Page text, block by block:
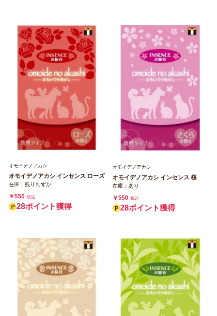
オモイデノアカシ
オモイデノアカシ インセンス ローズ
在庫：残りわずか
￥550 税込
28ポイント獲得
オモイデノアカシ
オモイデノアカシ インセンス 桜
在庫：あり
￥550 税込
28ポイント獲得